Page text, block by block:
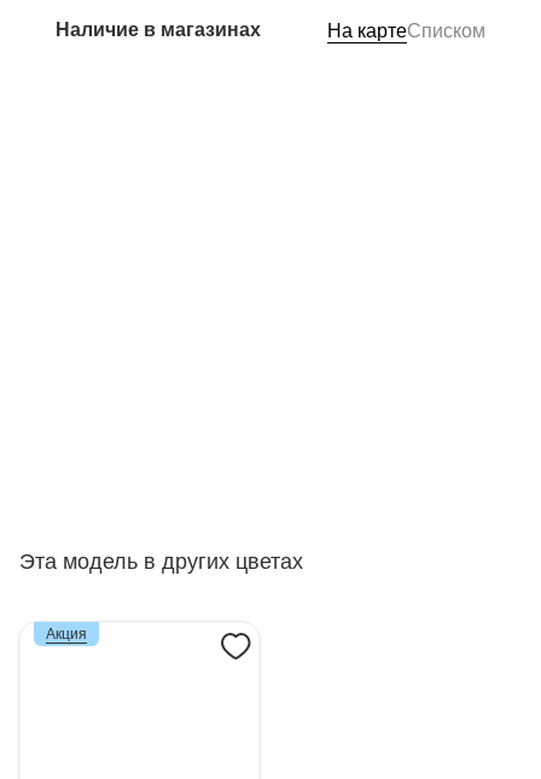
Наличие в магазинах На картеСписком
Эта модель в других цветах
Акция